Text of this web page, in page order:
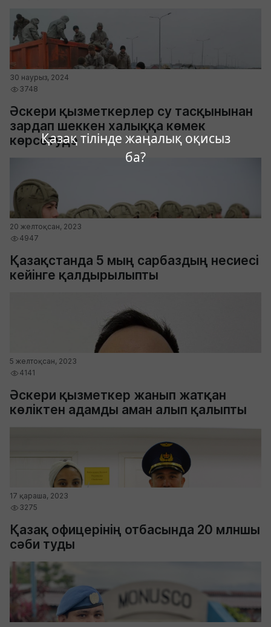
Қазақ тілінде жаңалық оқисыз
ба?
30 наурыз, 2024
3748
Әскери қызметкерлер су тасқынынан
зардап шеккен халыққа көмек
көрсетуде
20 желтоқсан, 2023
4947
Қазақстанда 5 мың сарбаздың несиесі
кейінге қалдырылыпты
5 желтоқсан, 2023
4141
Әскери қызметкер жанып жатқан
көліктен адамды аман алып қалыпты
17 қараша, 2023
3275
Қазақ офицерінің отбасында 20 млншы
сәби туды